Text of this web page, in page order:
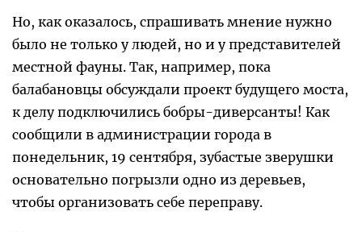
Но, как оказалось, спрашивать мнение нужно
было не только у людей, но и у представителей
местной фауны. Так, например, пока
балабановцы обсуждали проект будущего моста,
к делу подключились бобры-диверсанты! Как
сообщили в администрации города в
понедельник, 19 сентября, зубастые зверушки
основательно погрызли одно из деревьев,
чтобы организовать себе переправу.